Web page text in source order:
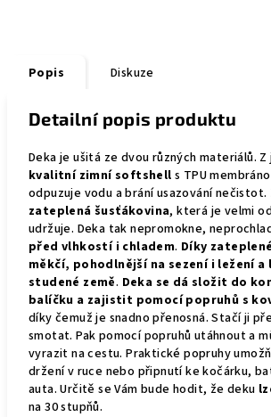
Popis Diskuze
Detailní popis produktu
Deka je ušitá ze dvou různých materiálů.
kvalitní zimní softshell s TPU
odpuzuje vodu a brání usazování nečistot.
zateplená šusťákovina, která je velmi
udržuje. Deka tak nepromokne,
před vlhkostí i chladem. Díky
měkčí, pohodlnější na sezení i ležení
studené země. Deka se dá složit do
balíčku a zajistit pomocí popruhů s
díky čemuž je snadno přenosná. Stačí ji
smotat. Pak pomocí popruhů utáhnout a
vyrazit na cestu. Praktické popruhy
držení v ruce nebo připnutí ke kočárku,
auta.Určitě se Vám bude hodit, že deku
na 30 stupňů.